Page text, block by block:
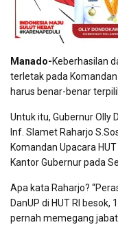
Manado-Keberhasilan
terletak pada
harus benar-benar
Untuk itu, Gubernur Olly
Inf. Slamet Raharjo
Komandan Upacara
Kantor Gubernur pada
Apa kata Raharjo?
DanUP di HUT RI besok,
pernah memegang